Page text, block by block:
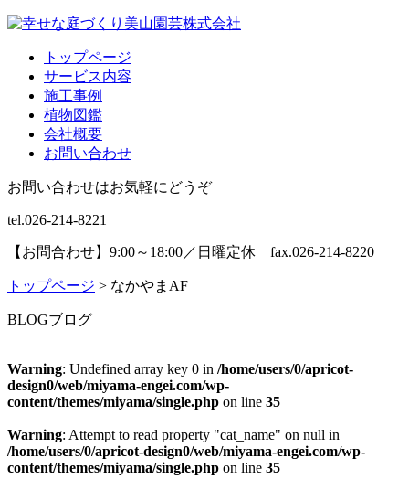
トップページ
サービス内容
施工事例
植物図鑑
会社概要
お問い合わせ
お問い合わせはお気軽にどうぞ
tel.026-214-8221
【お問合わせ】9:00～18:00／日曜定休 fax.026-214-8220
トップページ > なかやまAF
BLOGブログ
Warning: Undefined array key 0 in /home/users/0/apricot-
design0/web/miyama-engei.com/wp-
content/themes/miyama/single.php on line 35
Warning: Attempt to read property "cat_name" on null in
/home/users/0/apricot-design0/web/miyama-engei.com/wp-
content/themes/miyama/single.php on line 35